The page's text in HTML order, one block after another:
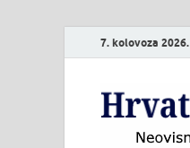
7. kolovoza 2026.